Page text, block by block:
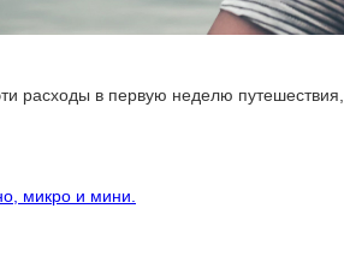
расходы в первую неделю путешествия,
микро и мини.